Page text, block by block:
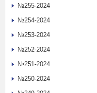
№255-2024
№254-2024
№253-2024
№252-2024
№251-2024
№250-2024